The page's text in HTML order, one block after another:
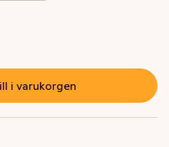
i varukorgen